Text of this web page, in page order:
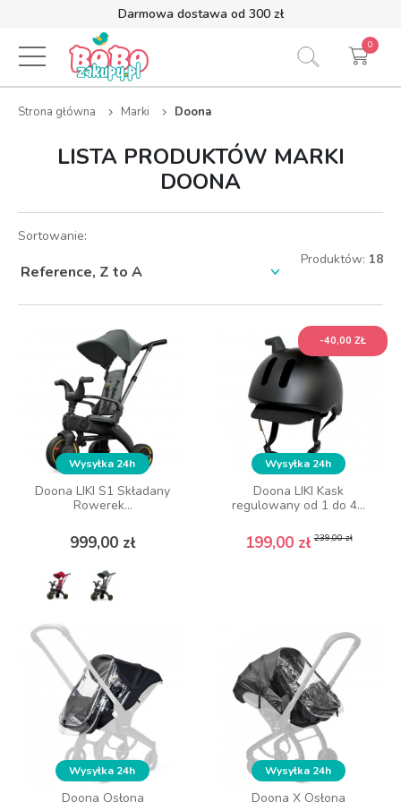
Darmowa dostawa od 300 zł
0
Strona główna Marki Doona
LISTA PRODUKTÓW MARKI
DOONA
Sortowanie:
Produktów: 18
Wysyłka 24h
Doona LIKI S1 Składany
Rowerek...
999,00 zł
Cena
ZOBACZ WIĘCEJ
Wysyłka 24h
Doona LIKI S1 Składany
Rowerek...
999,00 zł
Cena
Wysyłka 24h
Doona LIKI Kask
regulowany od 1 do 4...
199,00 złCena podstawowa
239,00 zł
Cena
-40,00 ZŁ
Wysyłka 24h
Doona LIKI Kask
regulowany od 1 do 4...
199,00 złCena podstawowa
239,00 zł
Cena
-40,00 ZŁ
Wysyłka 24h
Doona Osłona
Wysyłka 24h
Doona Osłona
Wysyłka 24h
Doona X Osłona
Wysyłka 24h
Doona X Osłona